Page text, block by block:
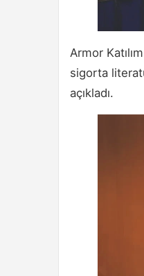
Armor
sigorta
açıkladı.